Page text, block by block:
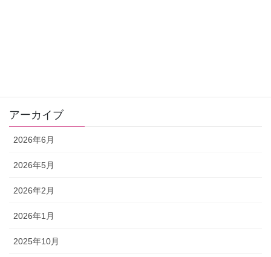
アーカイブ
2026年6月
2026年5月
2026年2月
2026年1月
2025年10月